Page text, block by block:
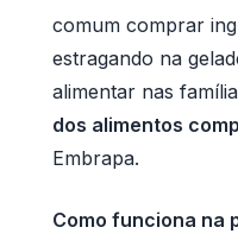
comum comprar
estragando na
alimentar nas
dos alimentos
Embrapa.
Como funciona na